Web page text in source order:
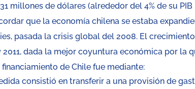
millones de dólares (alrededor del 4% de su PIB
que la economía chilena se estaba
pasada la crisis global del 2008. El crecimiento
dada la mejor coyuntura económica por la
de Chile fue mediante:
consistió en transferir a una provisión de